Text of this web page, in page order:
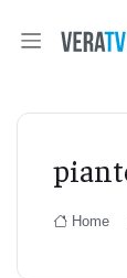
Home